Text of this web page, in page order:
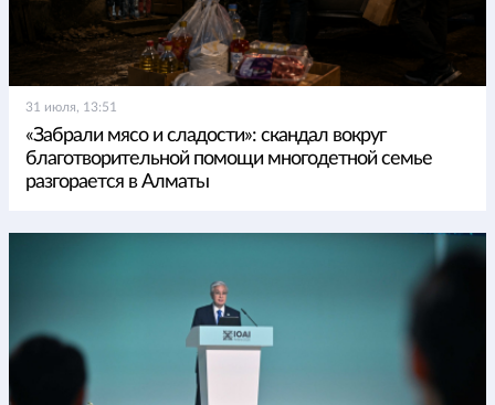
31 июля, 13:51
«Забрали мясо и сладости»: скандал вокруг
благотворительной помощи многодетной семье
разгорается в Алматы